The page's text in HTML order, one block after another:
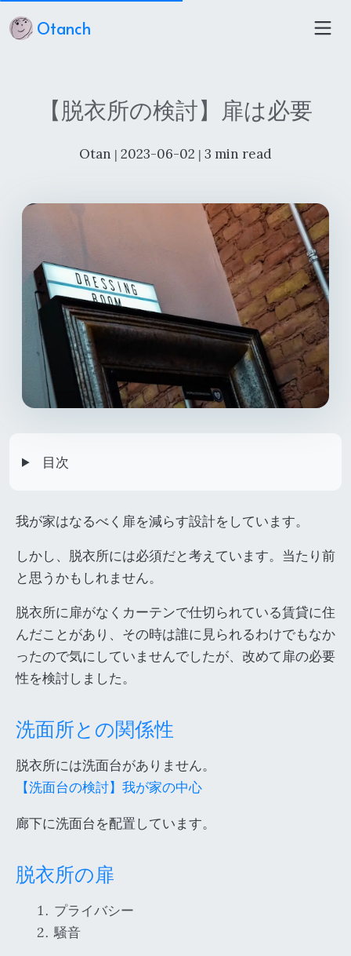
Otanch
【脱衣所の検討】扉は必要
Otan | 2023-06-02 | 3 min read
目次
我が家はなるべく扉を減らす設計をしています。
しかし、脱衣所には必須だと考えています。当たり前
と思うかもしれません。
脱衣所に扉がなくカーテンで仕切られている賃貸に住
んだことがあり、その時は誰に見られるわけでもなか
ったので気にしていませんでしたが、改めて扉の必要
性を検討しました。
洗面所との関係性
脱衣所には洗面台がありません。
【洗面台の検討】我が家の中心
廊下に洗面台を配置しています。
脱衣所の扉
プライバシー
騒音